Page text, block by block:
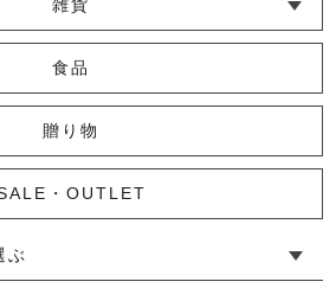
(税込)
や裂き織ショルダーバッグ
円 (税込)
雑貨
食品
贈り物
・OUTLET
ぶ